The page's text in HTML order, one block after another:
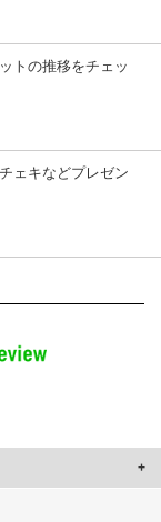
トの推移をチェッ
ェキなどプレゼン
コンテンツや広告の